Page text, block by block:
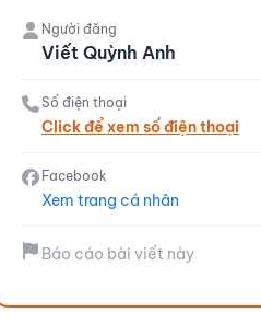
Người đăng
Viết Quỳnh Anh
Số điện thoại
Click để xem số điện thoại
Facebook
Xem trang cá nhân
Báo cáo bài viết này